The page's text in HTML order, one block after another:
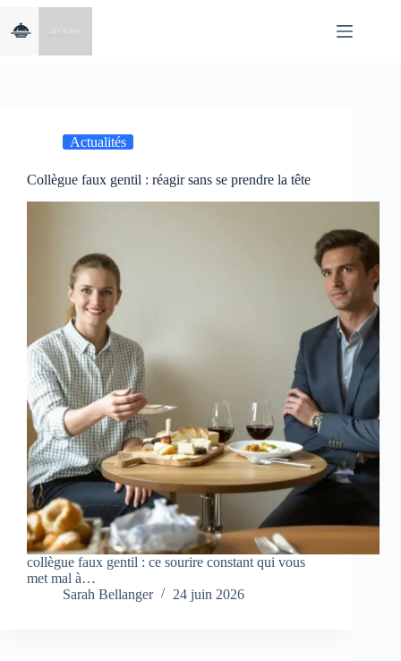
contenu
Actualités
Collègue faux gentil : réagir sans se prendre la tête
collègue faux gentil : ce sourire constant qui vous
met mal à…
Sarah Bellanger
24 juin 2026